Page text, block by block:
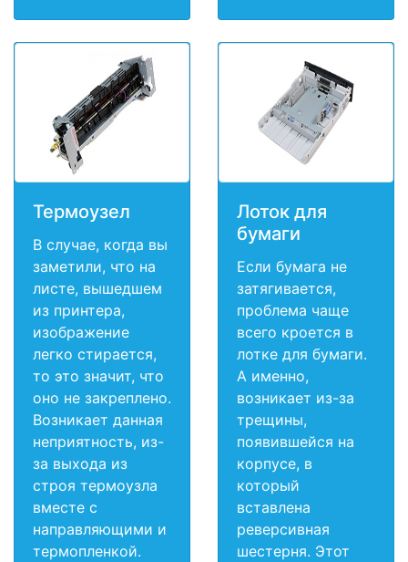
Термоузел
В случае, когда вы
заметили, что на
листе, вышедшем
из принтера,
изображение
легко стирается,
то это значит, что
оно не закреплено.
Возникает данная
неприятность, из-
за выхода из
строя термоузла
вместе с
направляющими и
термопленкой.
Лоток для
бумаги
Если бумага не
затягивается,
проблема чаще
всего кроется в
лотке для бумаги.
А именно,
возникает из-за
трещины,
появившейся на
корпусе, в
который
вставлена
реверсивная
шестерня. Этот